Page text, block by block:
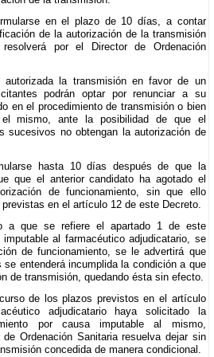
en el plazo de 10 días, a contar
de la autorización de la transmisión
por el Director de Ordenación
la transmisión en favor de un
podrán optar por renunciar a su
en el procedimiento de transmisión o bien
el mismo, ante la posibilidad de que el
sucesivos no obtengan la autorización de
hasta 10 días después de que la
que el anterior candidato ha agotado el
de funcionamiento, sin que ello
en el artículo 12 de este Decreto.
a que se refiere el apartado 1 de este
al farmacéutico adjudicatario, se
de funcionamiento, se le advertirá que
entenderá incumplida la condición a que
de transmisión, quedando ésta sin efecto.
de los plazos previstos en el artículo
adjudicatario haya solicitado la
por causa imputable al mismo,
Ordenación Sanitaria resuelva dejar sin
concedida de manera condicional.